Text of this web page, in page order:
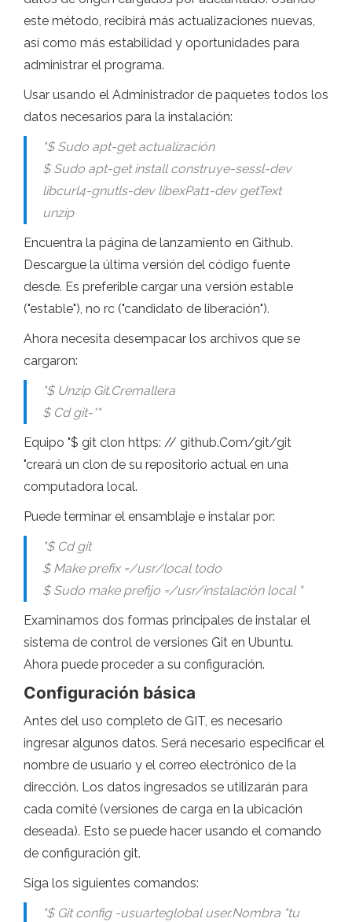
este método, recibirá más actualizaciones nuevas,
así como más estabilidad y oportunidades para
administrar el programa.
Usar usando el Administrador de paquetes todos los
datos necesarios para la instalación:
"$ Sudo apt-get actualización
$ Sudo apt-get install construye-sessl-dev
libcurl4-gnutls-dev libexPat1-dev getText
unzip
Encuentra la página de lanzamiento en Github.
Descargue la última versión del código fuente
desde. Es preferible cargar una versión estable
("estable"), no rc ("candidato de liberación").
Ahora necesita desempacar los archivos que se
cargaron:
"$ Unzip Git.Cremallera
$ Cd git-*"
Equipo "$ git clon https: // github.Com/git/git
"creará un clon de su repositorio actual en una
computadora local.
Puede terminar el ensamblaje e instalar por:
"$ Cd git
$ Make prefix =/usr/local todo
$ Sudo make prefijo =/usr/instalación local "
Examinamos dos formas principales de instalar el
sistema de control de versiones Git en Ubuntu.
Ahora puede proceder a su configuración.
Configuración básica
Antes del uso completo de GIT, es necesario
ingresar algunos datos. Será necesario especificar el
nombre de usuario y el correo electrónico de la
dirección. Los datos ingresados ​​se utilizarán para
cada comité (versiones de carga en la ubicación
deseada). Esto se puede hacer usando el comando
de configuración git.
Siga los siguientes comandos:
"$ Git config -usuarteglobal user.Nombra "tu